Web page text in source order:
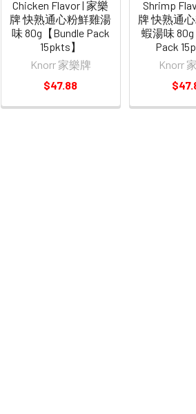
Chicken Flavor | 家樂
牌 快熟通心粉鮮雞湯
味 80g【Bundle Pack
15pkts】
Knorr 家樂牌
$47.88
Shrimp
牌 快熟通
蝦湯味
Pack
Knorr